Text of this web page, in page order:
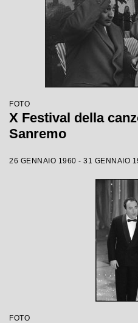
FOTO
X Festival della
Sanremo
26 GENNAIO 1960 - 31 GENNAIO
FOTO